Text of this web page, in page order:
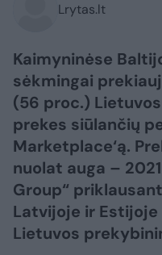
Lrytas.lt
Kaimyninėse
sėkmingai
(56 proc.)
prekes siūlančių
Marketplace‘ą.
nuolat auga –
Group“
Latvijoje ir Estijoje
Lietuvos